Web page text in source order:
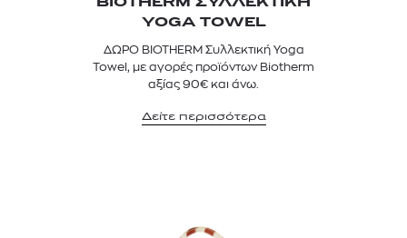
BIOTHERM ΣΥΛΛΕΚΤΙΚΗ
YOGA TOWEL
ΔΩΡΟ BIOTHERM Συλλεκτική Yoga
Towel, με αγορές προϊόντων Biotherm
αξίας 90€ και άνω.
Δείτε περισσότερα